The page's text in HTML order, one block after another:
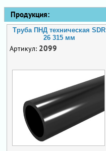
Продукция:
Труба ПНД техническая SDR
26 315 мм
Артикул: 2099